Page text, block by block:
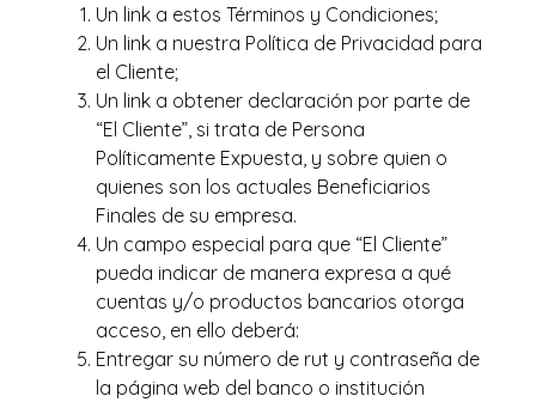
Un link a estos Términos y Condiciones;
Un link a nuestra Política de Privacidad para
el Cliente;
Un link a obtener declaración por parte de
“El Cliente”, si trata de Persona
Políticamente Expuesta, y sobre quien o
quienes son los actuales Beneficiarios
Finales de su empresa.
Un campo especial para que “El Cliente”
pueda indicar de manera expresa a qué
cuentas y/o productos bancarios otorga
acceso, en ello deberá:
Entregar su número de rut y contraseña de
la página web del banco o institución